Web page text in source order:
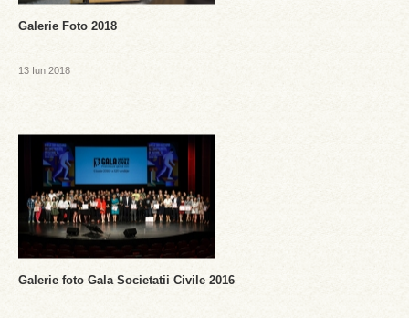
Galerie Foto 2018
13 Iun 2018
Galerie foto Gala Societatii Civile 2016